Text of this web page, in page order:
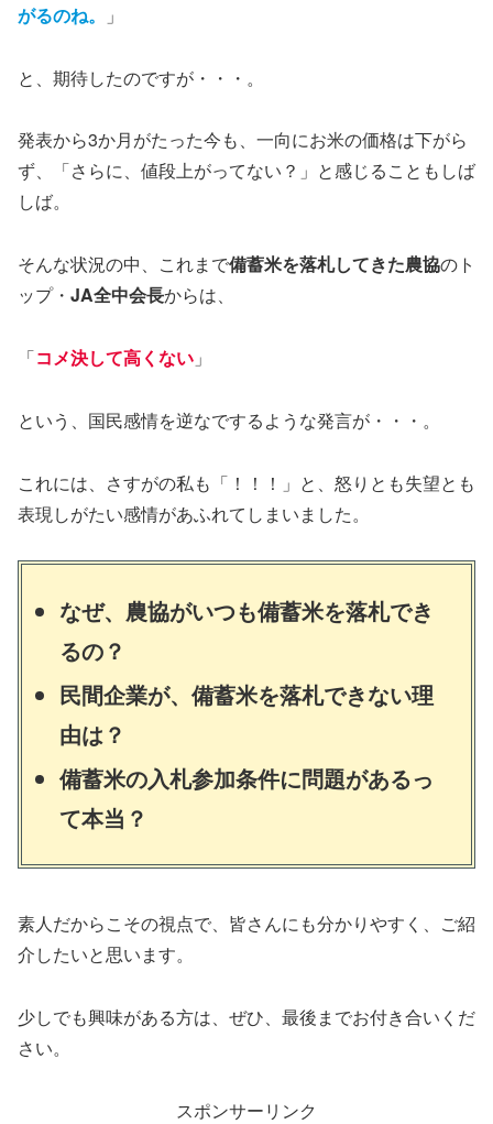
がるのね。
」
と、期待したのですが・・・。
発表から3か月がたった今も、一向にお米の価格は下がら
ず、「さらに、値段上がってない？」と感じることもしば
しば。
そんな状況の中、これまで備蓄米を落札してきた農協のト
ップ・ JA全中会長からは、
「コメ決して高くない 」
という、国民感情を逆なでするような発言が・・・。
これには、さすがの私も「！！！」と、怒りとも失望とも
表現しがたい感情があふれてしまいました。
なぜ、農協がいつも備蓄米を落札でき
るの？
民間企業が、備蓄米を落札できない理
由は？
備蓄米の入札参加条件に問題があるっ
て本当？
素人だからこその視点で、皆さんにも分かりやすく、ご紹
介したいと思います。
少しでも興味がある方は、ぜひ、最後までお付き合いくだ
さい。
スポンサーリンク